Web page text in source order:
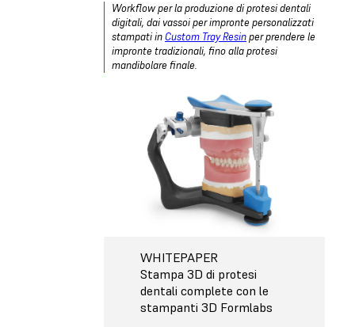
Workflow per la produzione di protesi dentali
digitali, dai vassoi per impronte personalizzati
stampati inCustom Tray Resinper prendere le
impronte tradizionali, fino alla protesi
mandibolare finale.
WHITEPAPER
Stampa 3D di protesi
dentali complete con le
stampanti 3D Formlabs